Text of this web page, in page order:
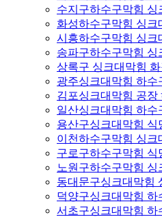
수지구하수구막힘 싱
화성하수구막힘 싱크
시흥하수구막힘 싱크
송파구하수구막힘
상록구 싱크대막힘
광주싱크대막힘 하수
김포싱크대막힘 공
일산싱크대막힘 하수
용산구싱크대막힘 식
이천하수구막힘 싱크
구로구하수구막힘 식
노원구하수구막힘
동대문구싱크대막힘
덕양구싱크대막힘 하
서초구싱크대막힘 하